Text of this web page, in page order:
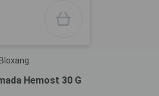
Bloxang
Hemost 30 G